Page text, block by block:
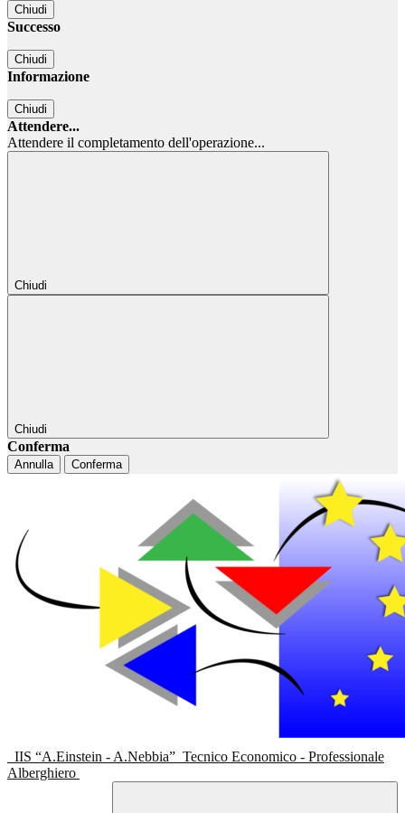
Chiudi
Successo
Chiudi
Informazione
Chiudi
Attendere...
Attendere il completamento dell'operazione...
Chiudi
Chiudi
Conferma
Annulla Conferma
IIS “A.Einstein - A.Nebbia” Tecnico Economico - Professionale
Alberghiero